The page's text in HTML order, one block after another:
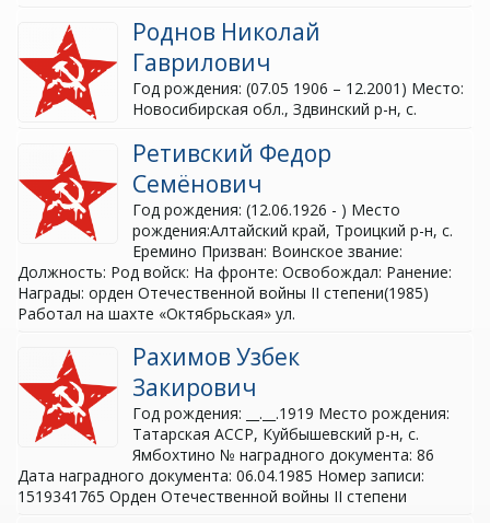
Роднов Николай
Гаврилович
Год рождения: (07.05 1906 – 12.2001) Место:
Новосибирская обл., Здвинский р-н, с.
Ретивский Федор
Семёнович
Год рождения: (12.06.1926 - ) Место
рождения:Алтайский край, Троицкий р-н, с.
Еремино Призван: Воинское звание:
Должность: Род войск: На фронте: Освобождал: Ранение:
Награды: орден Отечественной войны II степени(1985)
Работал на шахте «Октябрьская» ул.
Рахимов Узбек
Закирович
Год рождения: __.__.1919 Место рождения:
Татарская АССР, Куйбышевский р-н, с.
Ямбохтино № наградного документа: 86
Дата наградного документа: 06.04.1985 Номер записи:
1519341765 Орден Отечественной войны II степени